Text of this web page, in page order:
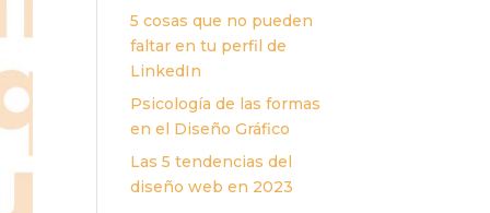
5 cosas que no pueden
faltar en tu perfil de
LinkedIn
Psicología de las formas
en el Diseño Gráfico
Las 5 tendencias del
diseño web en 2023